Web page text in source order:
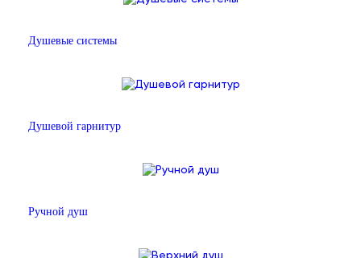
Душевые системы
Душевой гарнитур
Ручной душ